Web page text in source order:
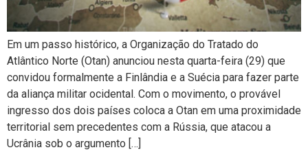
Em um passo histórico, a Organização do Tratado do
Atlântico Norte (Otan) anunciou nesta quarta-feira (29) que
convidou formalmente a Finlândia e a Suécia para fazer parte
da aliança militar ocidental. Com o movimento, o provável
ingresso dos dois países coloca a Otan em uma proximidade
territorial sem precedentes com a Rússia, que atacou a
Ucrânia sob o argumento […]